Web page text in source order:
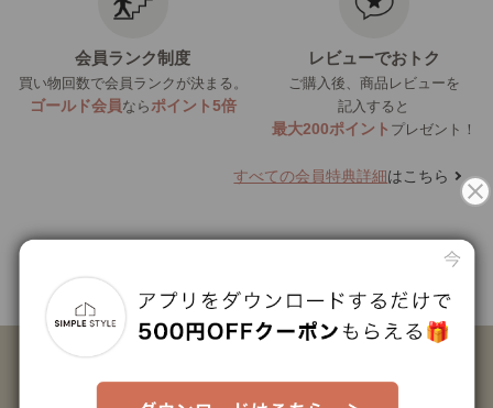
会員ランク制度
買い物回数で会員ランクが決まる。
ゴールド会員 ならポイント5倍
レビューでおトク
ご購入後、商品レビューを
記入すると
最大200ポイント プレゼント！
すべての会員特典詳細はこちら
カテゴリーから探す